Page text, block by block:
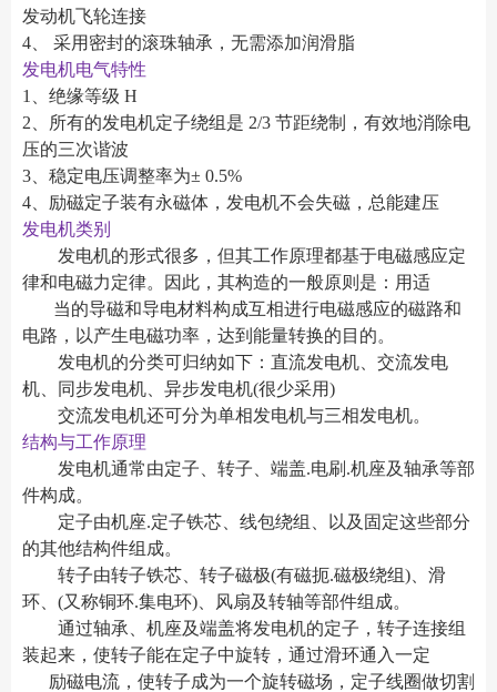
发动机飞轮连接
4、 采用密封的滚珠轴承，无需添加润滑脂
发电机电气特性
1、绝缘等级 H
2、所有的发电机定子绕组是 2/3 节距绕制，有效地消除电
压的三次谐波
3、稳定电压调整率为± 0.5%
4、励磁定子装有永磁体，发电机不会失磁，总能建压
发电机类别
发电机的形式很多，但其工作原理都基于电磁感应定
律和电磁力定律。因此，其构造的一般原则是：用适
当的导磁和导电材料构成互相进行电磁感应的磁路和
电路，以产生电磁功率，达到能量转换的目的。
发电机的分类可归纳如下：直流发电机、交流发电
机、同步发电机、异步发电机(很少采用)
交流发电机还可分为单相发电机与三相发电机。
结构与工作原理
发电机通常由定子、转子、端盖.电刷.机座及轴承等部
件构成。
定子由机座.定子铁芯、线包绕组、以及固定这些部分
的其他结构件组成。
转子由转子铁芯、转子磁极(有磁扼.磁极绕组)、滑
环、(又称铜环.集电环)、风扇及转轴等部件组成。
通过轴承、机座及端盖将发电机的定子，转子连接组
装起来，使转子能在定子中旋转，通过滑环通入一定
励磁电流，使转子成为一个旋转磁场，定子线圈做切割